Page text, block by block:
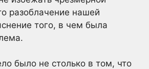
разоблачение нашей
того, в чем была
было не столько в том, что